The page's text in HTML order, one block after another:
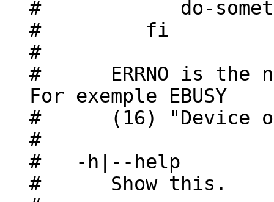
# do-
# fi
#
# ERRNO is the
For exemple EBUSY
# (16) "Device or
#
# -h|--help
# Show this.